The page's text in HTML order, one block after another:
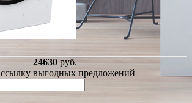
24630 руб.
выгодных предложений